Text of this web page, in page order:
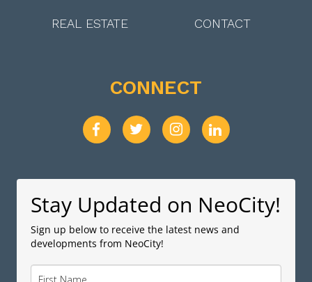
REAL ESTATE CONTACT
CONNECT
Stay Updated on NeoCity!
Sign up below to receive the latest news and
developments from NeoCity!